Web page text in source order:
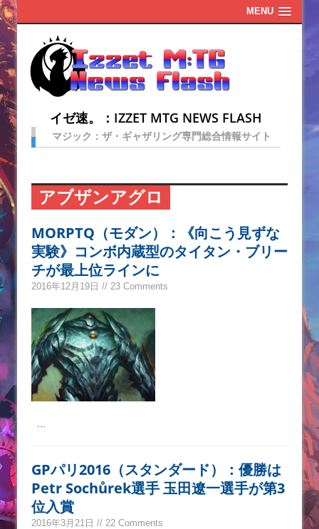
MENU
イゼ速。：IZZET MTG NEWS FLASH
マジック：ザ・ギャザリング専門総合情報サイト
アブザンアグロ
MORPTQ（モダン）：《向こう見ずな
実験》コンボ内蔵型のタイタン・ブリー
チが最上位ラインに
2016年12月19日 // 23 Comments
GPパリ2016（スタンダード）：優勝は
Petr Sochůrek選手 玉田遼一選手が第3
位入賞
2016年3月21日 // 22 Comments